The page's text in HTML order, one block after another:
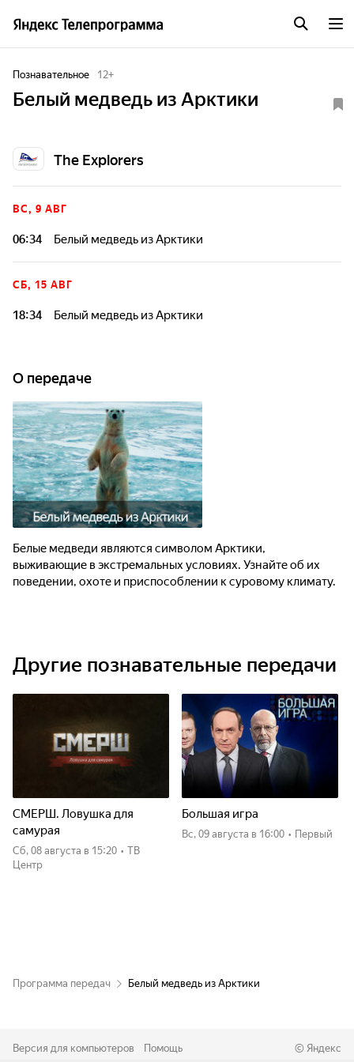
Познавательное 12+
Белый медведь из Арктики
The Explorers
ВС, 9 АВГ
06:34 Белый медведь из Арктики
СБ, 15 АВГ
18:34 Белый медведь из Арктики
О передаче
Белые медведи являются символом Арктики,
выживающие в экстремальных условиях. Узнайте об их
поведении, охоте и приспособлении к суровому климату.
Другие познавательные передачи
СМЕРШ. Ловушка для
самурая
сб, 08 августа в 15:20 • ТВ
Центр
Большая игра
вс, 09 августа в 16:00 • Первый
Программа передач Белый медведь из Арктики
Версия для компьютеров Помощь © Яндекс